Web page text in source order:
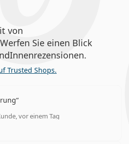
von
Sie einen Blick
Trusted Shops.
vor einem Tag
Bewertung 5 aus 5